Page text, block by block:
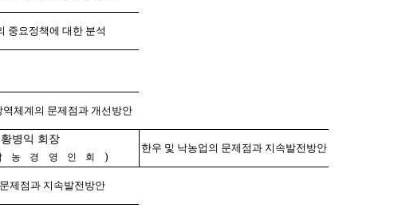
중요정책에 대한 분석
역체계의 문제점과 개선방안
황병익 회장
농경영인회 )
한우 및 낙농업의 문제점과 지속발전방안
제점과 지속발전방안